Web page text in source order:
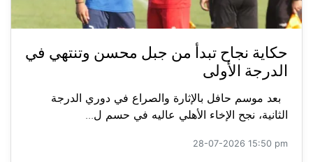
حكاية نجاح تبدأ من جبل محسن وتنتهي في
الدرجة الأولى
بعد موسم حافل بالإثارة والصراع في دوري الدرجة
الثانية، نجح الإخاء الأهلي عاليه في حسم ل...
28-07-2026 15:50 pm